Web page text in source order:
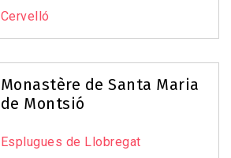
Cervelló
Monastère de Santa Maria
de Montsió
Esplugues de Llobregat